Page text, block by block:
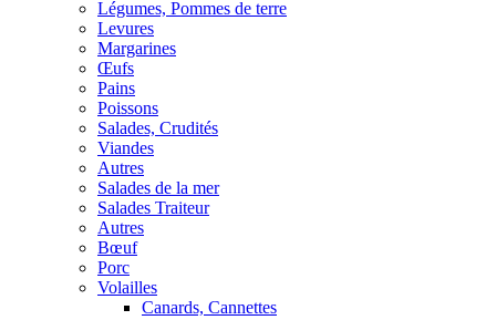
Légumes, Pommes de terre
Levures
Margarines
Œufs
Pains
Poissons
Salades, Crudités
Viandes
Autres
Salades de la mer
Salades Traiteur
Autres
Bœuf
Porc
Volailles
Canards, Cannettes